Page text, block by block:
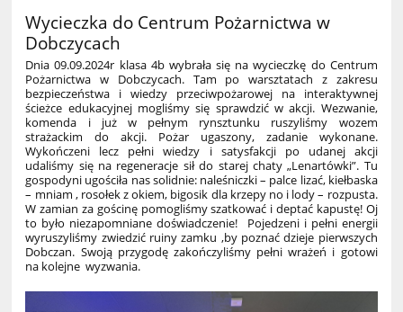
Wycieczka do Centrum Pożarnictwa w
Dobczycach
Dnia 09.09.2024r klasa 4b wybrała się na wycieczkę do Centrum
Pożarnictwa w Dobczycach. Tam po warsztatach z zakresu
bezpieczeństwa i wiedzy przeciwpożarowej na interaktywnej
ścieżce edukacyjnej mogliśmy się sprawdzić w akcji. Wezwanie,
komenda i już w pełnym rynsztunku ruszyliśmy wozem
strażackim do akcji. Pożar ugaszony, zadanie wykonane.
Wykończeni lecz pełni wiedzy i satysfakcji po udanej akcji
udaliśmy się na regeneracje sił do starej chaty „Lenartówki”. Tu
gospodyni ugościła nas solidnie: naleśniczki – palce lizać, kiełbaska
– mniam , rosołek z okiem, bigosik dla krzepy no i lody – rozpusta.
W zamian za gościnę pomogliśmy szatkować i deptać kapustę! Oj
to było niezapomniane doświadczenie! Pojedzeni i pełni energii
wyruszyliśmy zwiedzić ruiny zamku ,by poznać dzieje pierwszych
Dobczan. Swoją przygodę zakończyliśmy pełni wrażeń i gotowi
na kolejne wyzwania.